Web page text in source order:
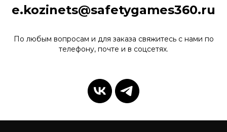
e.kozinets@safetygames360.ru
По любым вопросам и для заказа свяжитесь с нами по
телефону, почте и в соцсетях.